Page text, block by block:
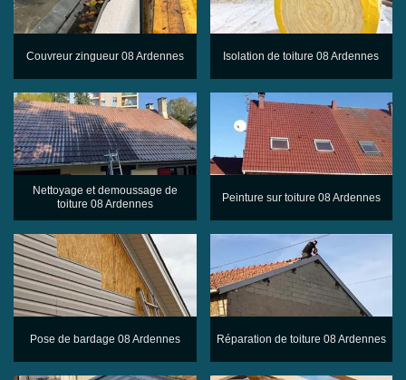
Couvreur zingueur 08 Ardennes Isolation de toiture 08 Ardennes
Nettoyage et demoussage de
toiture 08 Ardennes
Peinture sur toiture 08 Ardennes
Pose de bardage 08 Ardennes Réparation de toiture 08 Ardennes